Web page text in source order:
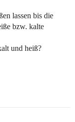
lassen bis die
bzw. kalte
und heiß?